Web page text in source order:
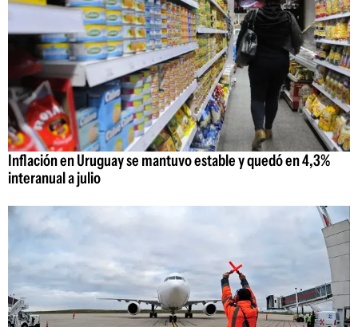
Inflación en Uruguay se mantuvo estable y quedó en 4,3%
interanual a julio